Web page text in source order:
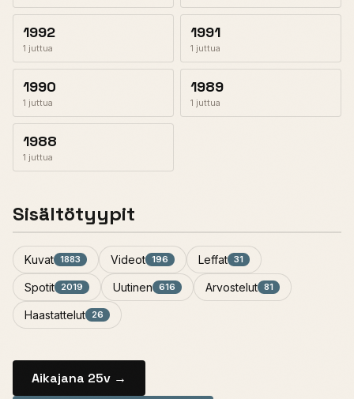
1992
1 juttua
1991
1 juttua
1990
1 juttua
1989
1 juttua
1988
1 juttua
Sisältötyypit
Kuvat 1883 Videot 196 Leffat 31
Spotit 2019 Uutinen 616 Arvostelut 81
Haastattelut 26
Aikajana 25v →